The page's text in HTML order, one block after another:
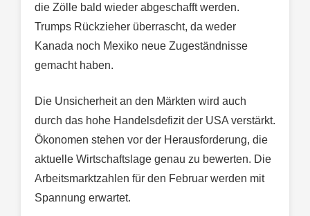
die Zölle bald wieder abgeschafft werden.
Trumps Rückzieher überrascht, da weder
Kanada noch Mexiko neue Zugeständnisse
gemacht haben.
Die Unsicherheit an den Märkten wird auch
durch das hohe Handelsdefizit der USA verstärkt.
Ökonomen stehen vor der Herausforderung, die
aktuelle Wirtschaftslage genau zu bewerten. Die
Arbeitsmarktzahlen für den Februar werden mit
Spannung erwartet.